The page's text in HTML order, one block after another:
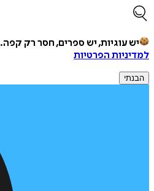
יש עוגיות, יש ספרים, חסר רק קפה.
למדיניות הפרטיות
הבנתי